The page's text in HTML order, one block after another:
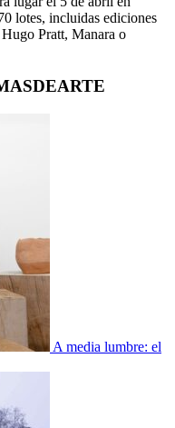
lotes, incluidas ediciones
Pratt, Manara o
A media lumbre: el